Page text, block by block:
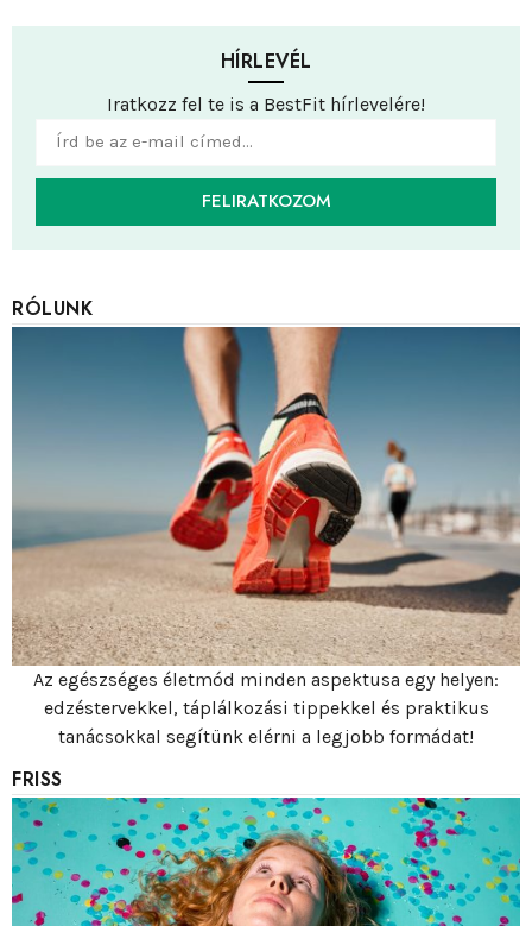
HÍRLEVÉL
Iratkozz fel te is a BestFit hírlevelére!
FELIRATKOZOM
RÓLUNK
Az egészséges életmód minden aspektusa egy helyen:
edzéstervekkel, táplálkozási tippekkel és praktikus
tanácsokkal segítünk elérni a legjobb formádat!
FRISS